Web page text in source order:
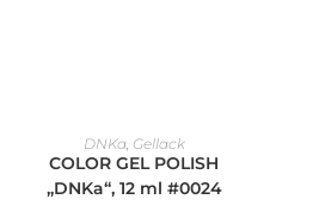
IN DEN WARENKORB
DNKa, Gellack
COLOR GEL POLISH
„DNKa“, 12 ml #0024